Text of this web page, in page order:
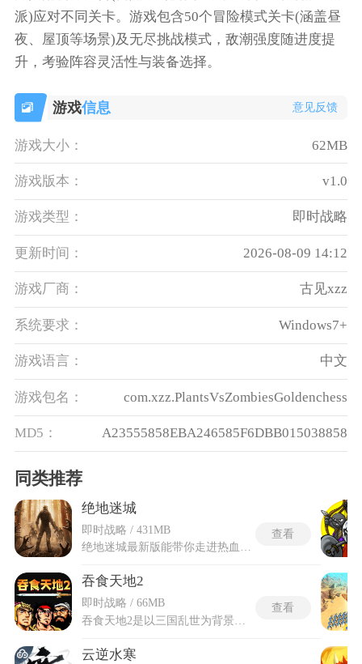
派)应对不同关卡。游戏包含50个冒险模式关卡(涵盖昼
夜、屋顶等场景)及无尽挑战模式，敌潮强度随进度提
升，考验阵容灵活性与装备选择。
游戏信息 意见反馈
游戏大小： 62MB
游戏版本： v1.0
游戏类型： 即时战略
更新时间： 2026-08-09 14:12
游戏厂商： 古见xzz
系统要求： Windows7+
游戏语言： 中文
游戏包名： com.xzz.PlantsVsZombiesGoldenchess
MD5： A23555858EBA246585F6DBB015038858
同类推荐
绝地迷城
即时战略 / 431MB
查看
吞食天地2
即时战略 / 66MB
查看
云逆水寒